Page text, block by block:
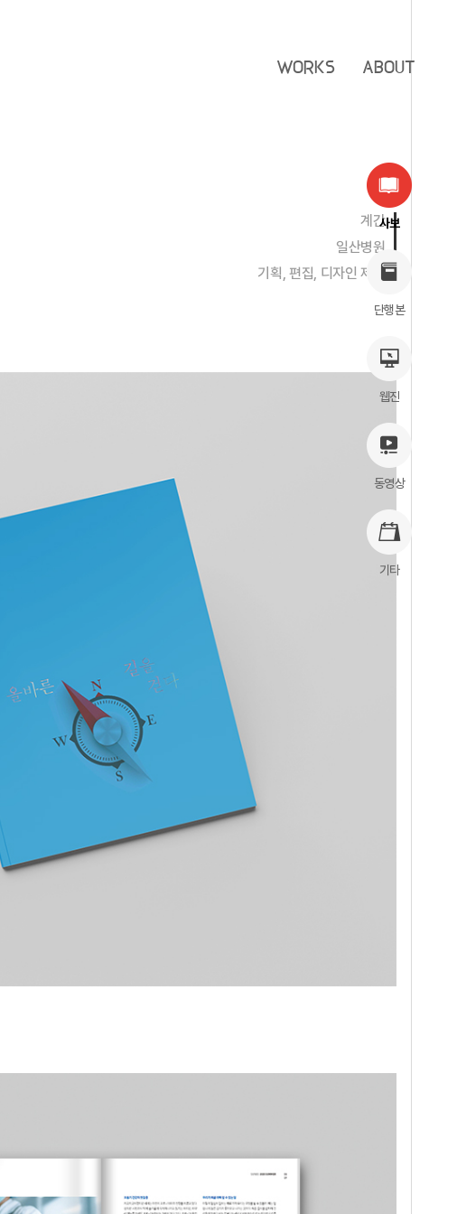
WORKS ABOUT
사보
단행본
웹진
동영상
기타
계간
일산병원
기획, 편집, 디자인 제작